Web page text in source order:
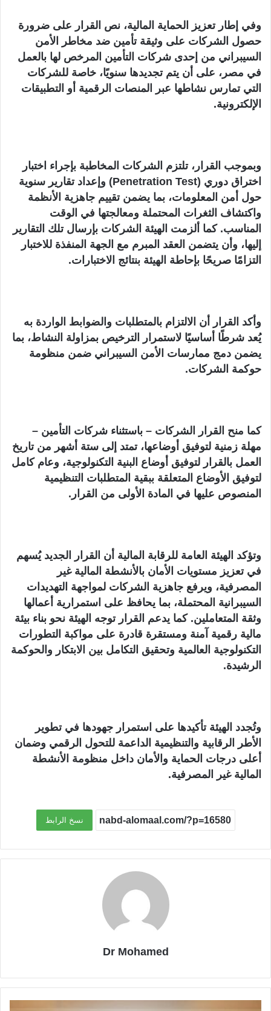
وفي إطار تعزيز الحماية المالية، نص القرار على ضرورة
حصول الشركات على وثيقة تأمين ضد مخاطر الأمن
السيبراني من إحدى شركات التأمين المرخص لها بالعمل
في مصر، على أن يتم تجديدها سنويًا، خاصة للشركات
التي تمارس نشاطها عبر المنصات الرقمية أو التطبيقات
الإلكترونية.
وبموجب القرار، تلتزم الشركات المخاطبة بإجراء اختبار
اختراق دوري (Penetration Test) وإعداد تقارير سنوية
حول أمن المعلومات، بما يضمن تقييم جاهزية الأنظمة
واكتشاف الثغرات المحتملة ومعالجتها في الوقت
المناسب. كما ألزمت الهيئة الشركات بإرسال تلك التقارير
إليها، وأن يتضمن العقد المبرم مع الجهة المنفذة للاختبار
التزامًا صريحًا بإحاطة الهيئة بنتائج الاختبارات.
وأكد القرار أن الالتزام بالمتطلبات والضوابط الواردة به
يُعد شرطًا أساسيًا لاستمرار الترخيص بمزاولة النشاط، بما
يضمن دمج ممارسات الأمن السيبراني ضمن منظومة
حوكمة الشركات.
كما منح القرار الشركات – باستثناء شركات التأمين –
مهلة زمنية لتوفيق أوضاعها، تمتد إلى ستة أشهر من تاريخ
العمل بالقرار لتوفيق أوضاع البنية التكنولوجية، وعام كامل
لتوفيق الأوضاع المتعلقة ببقية المتطلبات التنظيمية
المنصوص عليها في المادة الأولى من القرار.
وتؤكد الهيئة العامة للرقابة المالية أن القرار الجديد يُسهم
في تعزيز مستويات الأمان بالأنشطة المالية غير
المصرفية، ويرفع جاهزية الشركات لمواجهة التهديدات
السيبرانية المحتملة، بما يحافظ على استمرارية أعمالها
وثقة المتعاملين. كما يدعم القرار توجه الهيئة نحو بناء بيئة
مالية رقمية آمنة ومستقرة قادرة على مواكبة التطورات
التكنولوجية العالمية وتحقيق التكامل بين الابتكار والحوكمة
الرشيدة.
وتُجدد الهيئة تأكيدها على استمرار جهودها في تطوير
الأطر الرقابية والتنظيمية الداعمة للتحول الرقمي وضمان
أعلى درجات الحماية والأمان داخل منظومة الأنشطة
المالية غير المصرفية.
نسخ الرابط
Dr Mohamed